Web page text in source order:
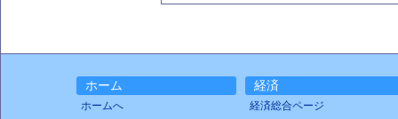
ホーム
ホームへ
経済
経済総合ページ